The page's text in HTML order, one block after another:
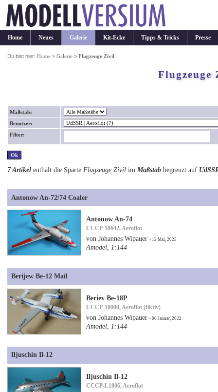
Home Neues Galerie Kit-Ecke Tipps & Tricks Presse
Du bist hier:Home >Galerie >Flugzeuge Zivil
Maßstab:
Benutzer:
Filter:
7 Artikel enthält die Sparte Flugzeuge Zivil im Maßstabbegrenzt auf
Antonow An-72/74 Coaler
Antonow An-74
CCCP-58642, Aeroflot
von Johannes Wipauer- 12 Mai, 2025
Amodel, 1:144
Berijew Be-12 Mail
Beriev Be-18P
CCCP-18000, Aeroflot (fiktiv)
von Johannes Wipauer- 06 Januar, 2022
Amodel, 1:144
Iljuschin Il-12
Iljuschin Il-12
CCCP-L1806, Aeroflot